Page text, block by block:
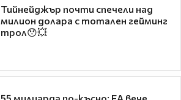
Тийнейджър почти спечели над
милион долара с тотален гейминг
трол😯💥